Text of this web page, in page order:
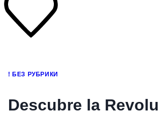
โทรศัพท์มือถือ
อุปกรณ์เสริมโทรศัพท์
! БЕЗ РУБРИКИ
Descubre la